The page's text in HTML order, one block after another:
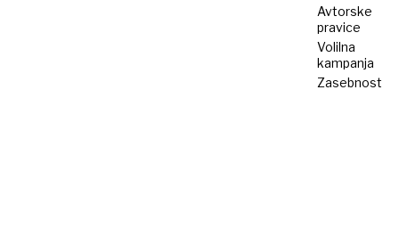
Avtorske
pravice
Volilna
kampanja
Zasebnost